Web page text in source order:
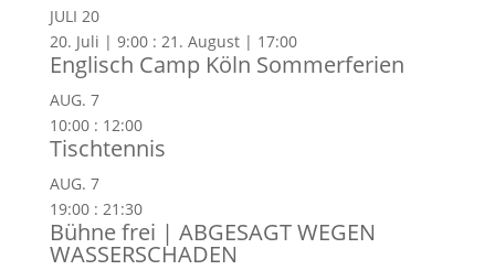
JULI 20
20. Juli | 9:00: 21. August | 17:00
Englisch Camp Köln Sommerferien
AUG. 7
10:00: 12:00
Tischtennis
AUG. 7
19:00: 21:30
Bühne frei | ABGESAGT WEGEN
WASSERSCHADEN